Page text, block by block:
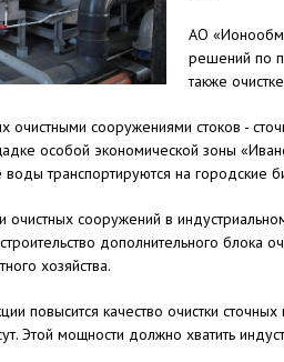
АО
решений по
также
сооружениями стоков -
особой экономической зоны
транспортируются на городские
очистных сооружений в
дополнительного блока
хозяйства.
повысится качество очистки
Этой мощности должно хватить